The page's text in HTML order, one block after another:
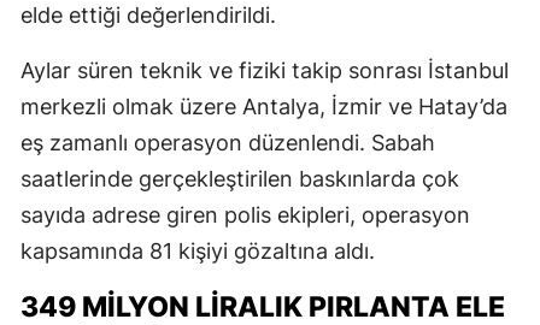
elde ettiği değerlendirildi.
Aylar süren teknik ve fiziki takip sonrası İstanbul
merkezli olmak üzere Antalya, İzmir ve Hatay’da
eş zamanlı operasyon düzenlendi. Sabah
saatlerinde gerçekleştirilen baskınlarda çok
sayıda adrese giren polis ekipleri, operasyon
kapsamında 81 kişiyi gözaltına aldı.
349 MILYON LIRALIK PIRLANTA ELE